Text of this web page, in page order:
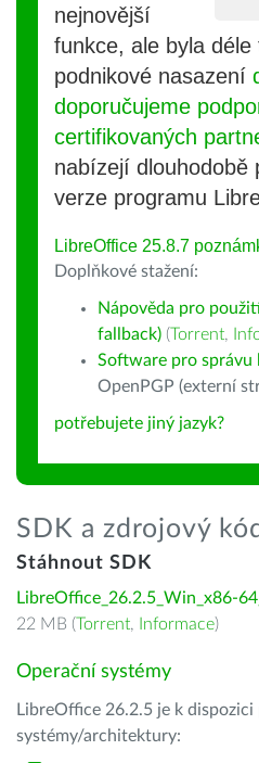
nejnovější
funkce, ale byla
podnikové nasazení
doporučujeme
certifikovaných
nabízejí dlouhodobě
verze programu
LibreOffice 25.8.7
Doplňkové stažení:
Nápověda pro
fallback) (Torrent,
Software pro správu
OpenPGP (externí
potřebujete jiný jazyk?
SDK a zdrojový
Stáhnout SDK
LibreOffice_26.2.5_Win_x86-
22 MB (Torrent, Informace)
Operační systémy
LibreOffice 26.2.5 je k
systémy/architektury: